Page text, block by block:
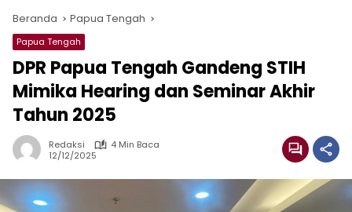
Beranda Papua Tengah
Papua Tengah
DPR Papua Tengah Gandeng STIH
Mimika Hearing dan Seminar Akhir
Tahun 2025
Redaksi
4 Min Baca
12/12/2025